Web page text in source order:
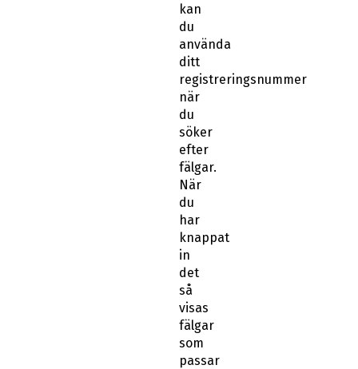
kan
du
använda
ditt
registreringsnummer
när
du
söker
efter
fälgar.
När
du
har
knappat
in
det
så
visas
fälgar
som
passar